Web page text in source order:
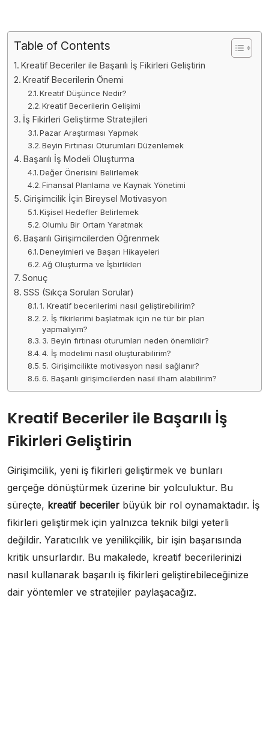
Table of Contents
Kreatif Beceriler ile Başarılı İş Fikirleri Geliştirin
Kreatif Becerilerin Önemi
Kreatif Düşünce Nedir?
Kreatif Becerilerin Gelişimi
İş Fikirleri Geliştirme Stratejileri
Pazar Araştırması Yapmak
Beyin Fırtınası Oturumları Düzenlemek
Başarılı İş Modeli Oluşturma
Değer Önerisini Belirlemek
Finansal Planlama ve Kaynak Yönetimi
Girişimcilik İçin Bireysel Motivasyon
Kişisel Hedefler Belirlemek
Olumlu Bir Ortam Yaratmak
Başarılı Girişimcilerden Öğrenmek
Deneyimleri ve Başarı Hikayeleri
Ağ Oluşturma ve İşbirlikleri
Sonuç
SSS (Sıkça Sorulan Sorular)
1. Kreatif becerilerimi nasıl geliştirebilirim?
2. İş fikirlerimi başlatmak için ne tür bir plan
yapmalıyım?
3. Beyin fırtınası oturumları neden önemlidir?
4. İş modelimi nasıl oluşturabilirim?
5. Girişimcilikte motivasyon nasıl sağlanır?
6. Başarılı girişimcilerden nasıl ilham alabilirim?
Kreatif Beceriler ile Başarılı İş
Fikirleri Geliştirin
Girişimcilik, yeni iş fikirleri geliştirmek ve bunları
gerçeğe dönüştürmek üzerine bir yolculuktur. Bu
süreçte, kreatif beceriler büyük bir rol oynamaktadır. İş
fikirleri geliştirmek için yalnızca teknik bilgi yeterli
değildir. Yaratıcılık ve yenilikçilik, bir işin başarısında
kritik unsurlardır. Bu makalede, kreatif becerilerinizi
nasıl kullanarak başarılı iş fikirleri geliştirebileceğinize
dair yöntemler ve stratejiler paylaşacağız.